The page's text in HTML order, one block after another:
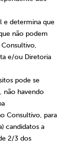
e determina que
não podem
e/ou Diretoria
pode se
não havendo
Consultivo, para
candidatos a
2/3 dos